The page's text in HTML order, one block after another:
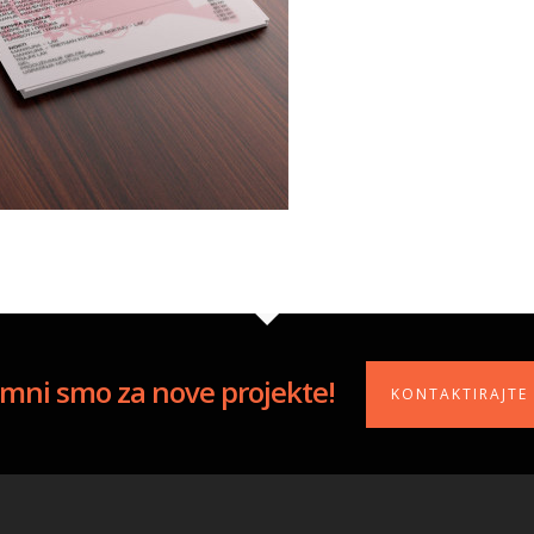
smo za nove projekte! KONTAKTIRAJTE